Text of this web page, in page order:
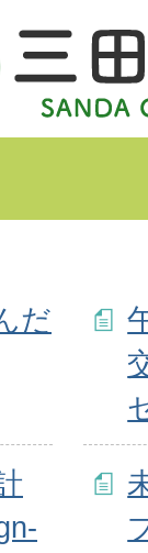
だ